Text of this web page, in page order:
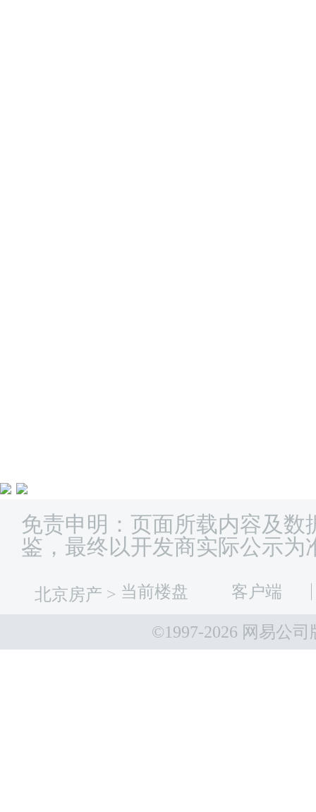
免责申明：页面所载内容及数
鉴，最终以开发商实际公示为
北京房产 > 当前楼盘 客户端
©1997-2026 网易公